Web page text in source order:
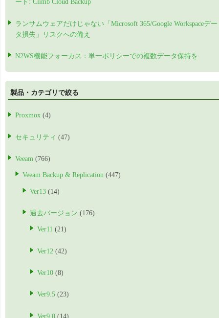
ード: Climb Cloud Backup
ランサムウェアだけじゃない「Microsoft 365/Google Workspaceデー
タ損失」リスクへの備え
N2WS機能フォーカス：単一ポリシーでの複数データ保持を
製品・カテゴリで絞る
Proxmox (4)
セキュリティ (47)
Veeam (766)
Veeam Backup & Replication (447)
Ver13 (14)
過去バージョン (176)
Ver11 (21)
Ver12 (42)
Ver10 (8)
Ver9.5 (23)
Ver9.0 (14)